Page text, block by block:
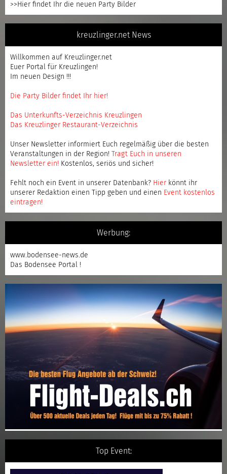
>>Hier findet Ihr die neuen Party Bilder
kreuzlinger.net News
Willkommen auf Kreuzlinger.net
Euer Portal für Kreuzlingen!
Im neuen Design !!!
Die Party Bilder findet Ihr hier!
Das Unterkunfts-Verzeichnis Kreuzlingen
Das Kreuzlinger Restaurant-Verzeichnis
Unser Newsletter informiert Euch regelmäßig über die besten
Veranstaltungen in der Region!
Tragt Euch in unseren
Newsletter ein! Kostenlos, seriös und sicher!
Fehlt noch ein Event in unserer Datenbank? Hier könnt ihr
unserer Redaktion einen Tipp geben und einen Event kostenlos
eintragen!
Werbung:
www.bodensee-news.de
Das Bodensee Portal !
Top Event: